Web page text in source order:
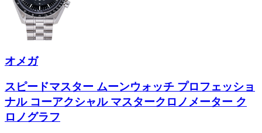
オメガ
スピードマスター ムーンウォッチ プロフェッショ
ナル コーアクシャル マスタークロノメーター ク
ロノグラフ